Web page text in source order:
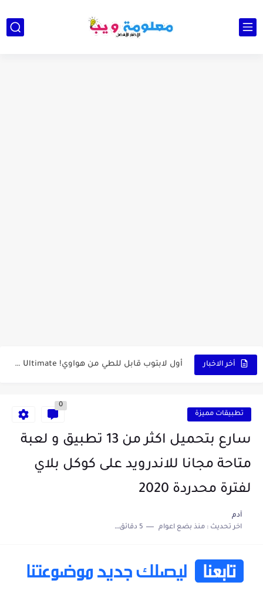
أخر الاخبار أول لابتوب قابل للطي من هواوي! MateBook X Fold Ultimate...
vidIQ: دليلك الذكي لتحسين سيو اليوتيوب ورفع نسبة المشاهدات 2025
أفضل ثلاث برامج في رمضان 2025: دليل شامل لأفضل التطبيقات...
تطبيقات مميزة
0
سارع بتحميل اكثر من 13 تطبيق و لعبة
متاحة مجانا للاندرويد على كوكل بلاي
لفترة محدردة 2020
آدم
اخر تحديث :منذ بضع اعوام 5 دقائق للقراءة